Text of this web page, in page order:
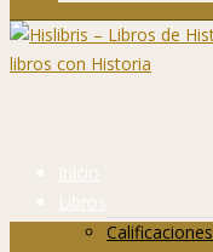
Inicio
Libros
Calificaciones